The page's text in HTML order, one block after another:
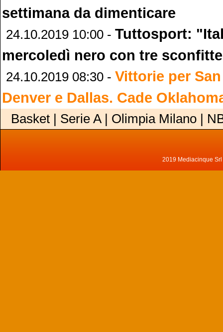
settimana da dimenticare
24.10.2019 10:00 - Tuttosport:
mercoledì nero con tre
24.10.2019 08:30 - Vittorie per
Denver e Dallas. Cade
Basket | Serie A | Olimpia Milano |
2019 Mediacinque Srl